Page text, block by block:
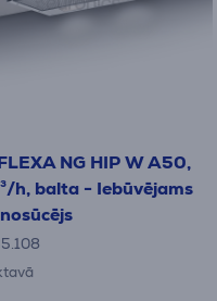
NG HIP W A50,
h, balta - Iebūvējams